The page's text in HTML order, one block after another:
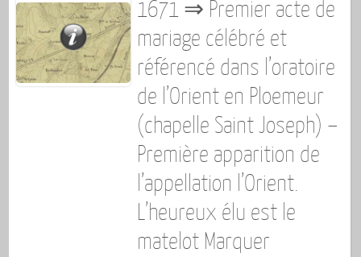
1671 ⇒ Premier acte de
mariage célébré et
référencé dans l’oratoire
de l’Orient en Ploemeur
(chapelle Saint Joseph) –
Première apparition de
l’appellation l’Orient.
L’heureux élu est le
matelot Marquer